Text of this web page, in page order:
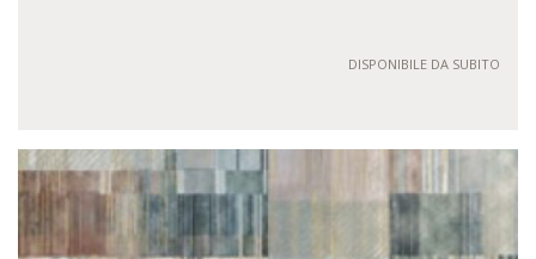
DISPONIBILE DA SUBITO